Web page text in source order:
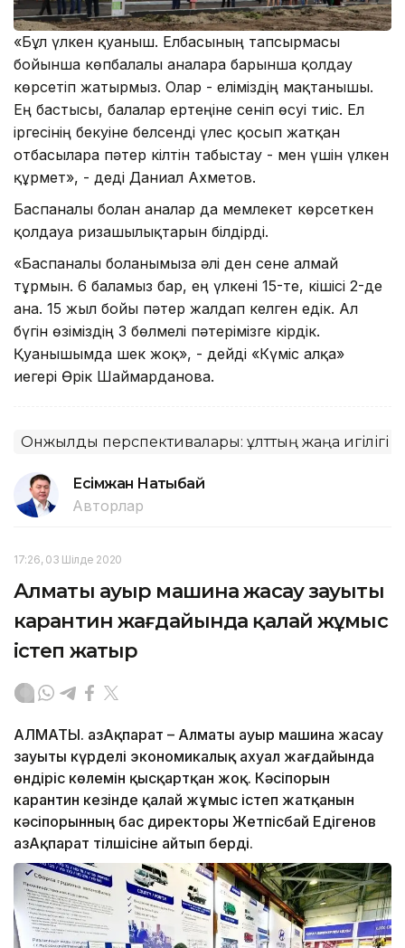
«Бұл үлкен қуаныш. Елбасының тапсырмасы
бойынша көпбалалы аналарға барынша қолдау
көрсетіп жатырмыз. Олар - еліміздің мақтанышы.
Ең бастысы, балалар ертеңіне сеніп өсуі тиіс. Ел
іргесінің бекуіне белсенді үлес қосып жатқан
отбасыларға пәтер кілтін табыстау - мен үшін үлкен
құрмет», - деді Даниал Ахметов.
Баспаналы болған аналар да мемлекет көрсеткен
қолдауға ризашылықтарын білдірді.
«Баспаналы болғанымызға әлі ден сене алмай
тұрмын. 6 баламыз бар, ең үлкені 15-те, кішісі 2-де
ғана. 15 жыл бойы пәтер жалдап келген едік. Ал
бүгін өзіміздің 3 бөлмелі пәтерімізге кірдік.
Қуанышымда шек жоқ», - дейді «Күміс алқа»
иегері Өрік Шаймарданова.
Онжылдық перспективалары: ұлттың жаңа игілігі
Есімжан Нақтыбай
Авторлар
17:26, 03 Шілде 2020
Алматы ауыр машина жасау зауыты
карантин жағдайында қалай жұмыс
істеп жатыр
АЛМАТЫ. ҚазАқпарат – Алматы ауыр машина жасау
зауыты күрделі экономикалық ахуал жағдайында
өндіріс көлемін қысқартқан жоқ. Кәсіпорын
карантин кезінде қалай жұмыс істеп жатқанын
кәсіпорынның бас директоры Жетпісбай Едігенов
ҚазАқпарат тілшісіне айтып берді.